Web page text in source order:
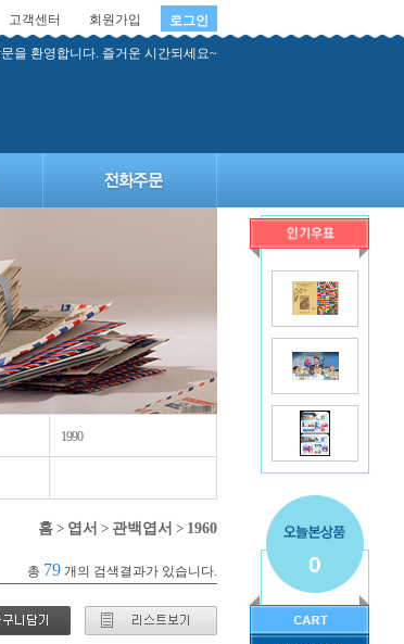
로그인
회원가입
고객센터
을 환영합니다. 즐거운 시간되세요~
0
1990
홈 > 엽서 > 관백엽서 > 1960
총 79 개의 검색결과가 있습니다.